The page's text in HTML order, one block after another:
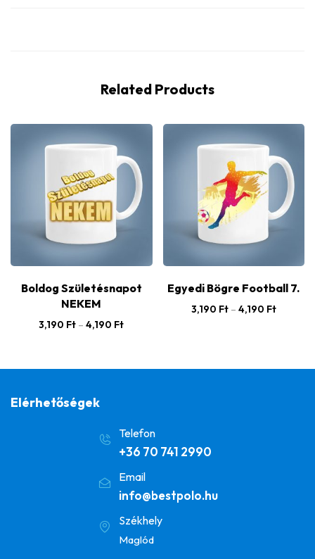
Related Products
Boldog Születésnapot
NEKEM
3,190 Ft – 4,190 Ft
Egyedi Bögre Football 7.
3,190 Ft – 4,190 Ft
Elérhetőségek
Telefon
+36 70 741 2990
Email
info@bestpolo.hu
Székhely
Maglód